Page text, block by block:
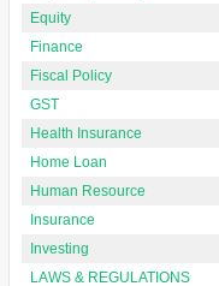
Equity
Finance
Fiscal Policy
GST
Health Insurance
Home Loan
Human Resource
Insurance
Investing
LAWS & REGULATIONS